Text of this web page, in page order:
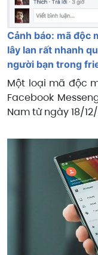
Cảnh báo: mã độc
lây lan rất nhanh
người bạn trong
Một loại mã độc
Facebook
Nam từ ngày 18/12/